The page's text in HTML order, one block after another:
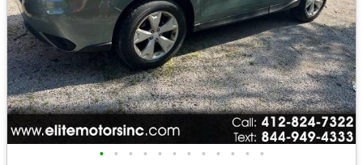
• • • • • • • • • • • •